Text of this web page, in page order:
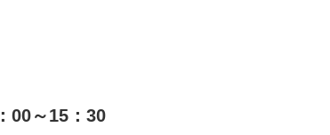
00～15：30